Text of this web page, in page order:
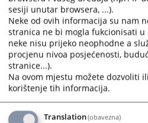
daljem tekstu: Zakon o
podzakonski propisi
zakona.
Na prava i dužnosti državnih
pored propisa iz stava 2. ovog
skladu sa zakonom i opći
ugovori.
sesiji unutar browsera, ...).
Neke od ovih informacija su nam
stranica ne bi mogla fukcionisati
neke nisu prijeko neophodne a
procjenu nivoa posjećenosti,
stranice...).
Na ovom mjestu možete dozvoliti
korištenje tih informacija.
Translation(obavezna)